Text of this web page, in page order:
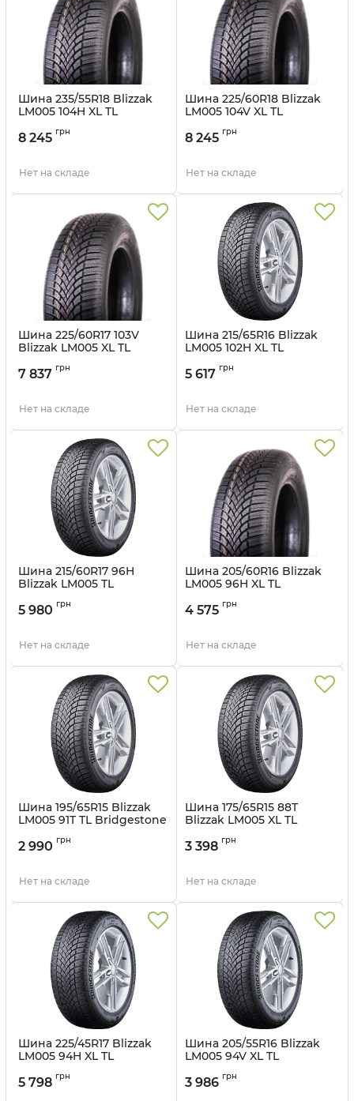
Шина 235/55R18 Blizzak
LM005 104H XL TL
Артикул:
8 245 грн
Нет на складе
Шина 225/60R18 Blizzak
LM005 104V XL TL
Артикул:
8 245 грн
Нет на складе
Шина 225/60R17 103V
Blizzak LM005 XL TL
Артикул:
7 837 грн
Нет на складе
Шина 215/65R16 Blizzak
LM005 102H XL TL
Артикул:
5 617 грн
Нет на складе
Шина 215/60R17 96H
Blizzak LM005 TL
Артикул: br1643
5 980 грн
Нет на складе
Шина 205/60R16 Blizzak
LM005 96H XL TL
Артикул:
4 575 грн
Нет на складе
Шина 195/65R15 Blizzak
LM005 91T TL Bridgestone
2 990 грн
Нет на складе
Шина 175/65R15 88T
Blizzak LM005 XL TL
Артикул:
3 398 грн
Нет на складе
Шина 225/45R17 Blizzak
LM005 94H XL TL
Артикул:
5 798 грн
Шина 205/55R16 Blizzak
LM005 94V XL TL
Артикул:
3 986 грн